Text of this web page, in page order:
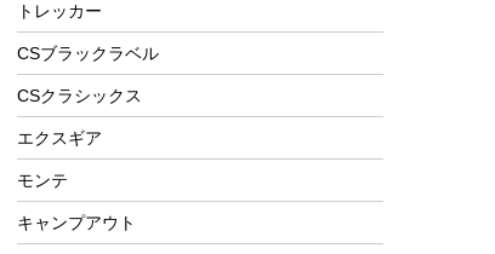
フードボトル
コーヒー&ミル
トレー
ランチョンマット
ランチボックス
ピクニックセット
ツール、他
アクセサリー
フローティングベスト
ヘルメット
エアーポンプ
ウィンター
防寒ウェア
トレッカー
CSブラックラベル
CSクラシックス
エクスギア
モンテ
キャンプアウト